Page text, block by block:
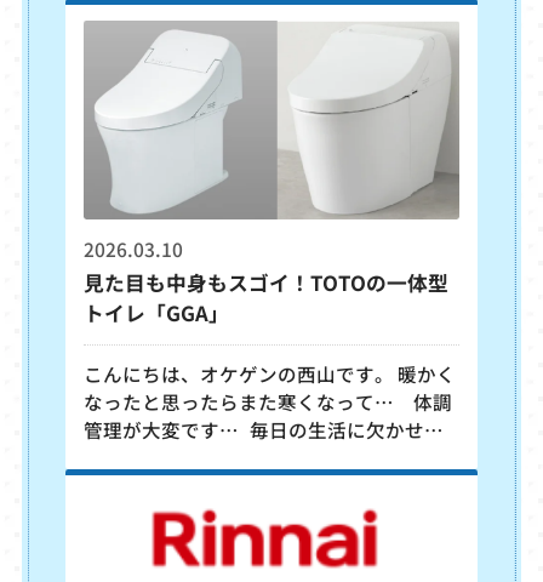
をご検討中の方に向けて、内装張替をあわ
せておすすめする理由についてご説明いた
します。 トイレのリフォームを検討する
際、 「便器だけ交換すればいい」と思って
いませんか？ もちろんトイレ本体だけの取
替も可能ですが、弊社では、内装（床・
壁・天井）の張替も一緒に行うのをオスス
メさせて頂いております。
2026.03.10
見た目も中身もスゴイ！TOTOの一体型
トイレ「GGA」
こんにちは、オケゲンの西山です。 暖かく
なったと思ったらまた寒くなって… 体調
管理が大変です… 毎日の生活に欠かせな
決の助けになる、TOTOの新世代ウォシュ
レット一体形便器「GGA」の魅力を簡単に
解説します！ ●タンクがあるのにスッキ